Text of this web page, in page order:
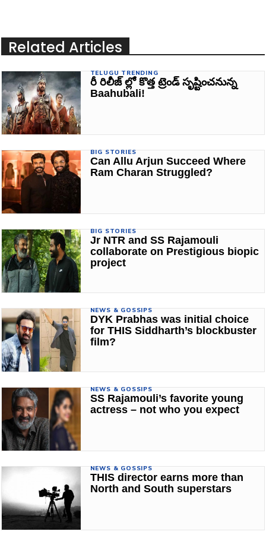
Related Articles
TELUGU TRENDING
రీ రిలీజ్ ల్లో కొత్త ట్రెండ్ సృష్టించనున్న
Baahubali!
BIG STORIES
Can Allu Arjun Succeed Where
Ram Charan Struggled?
BIG STORIES
Jr NTR and SS Rajamouli
collaborate on Prestigious biopic
project
NEWS & GOSSIPS
DYK Prabhas was initial choice
for THIS Siddharth’s blockbuster
film?
NEWS & GOSSIPS
SS Rajamouli’s favorite young
actress – not who you expect
NEWS & GOSSIPS
THIS director earns more than
North and South superstars